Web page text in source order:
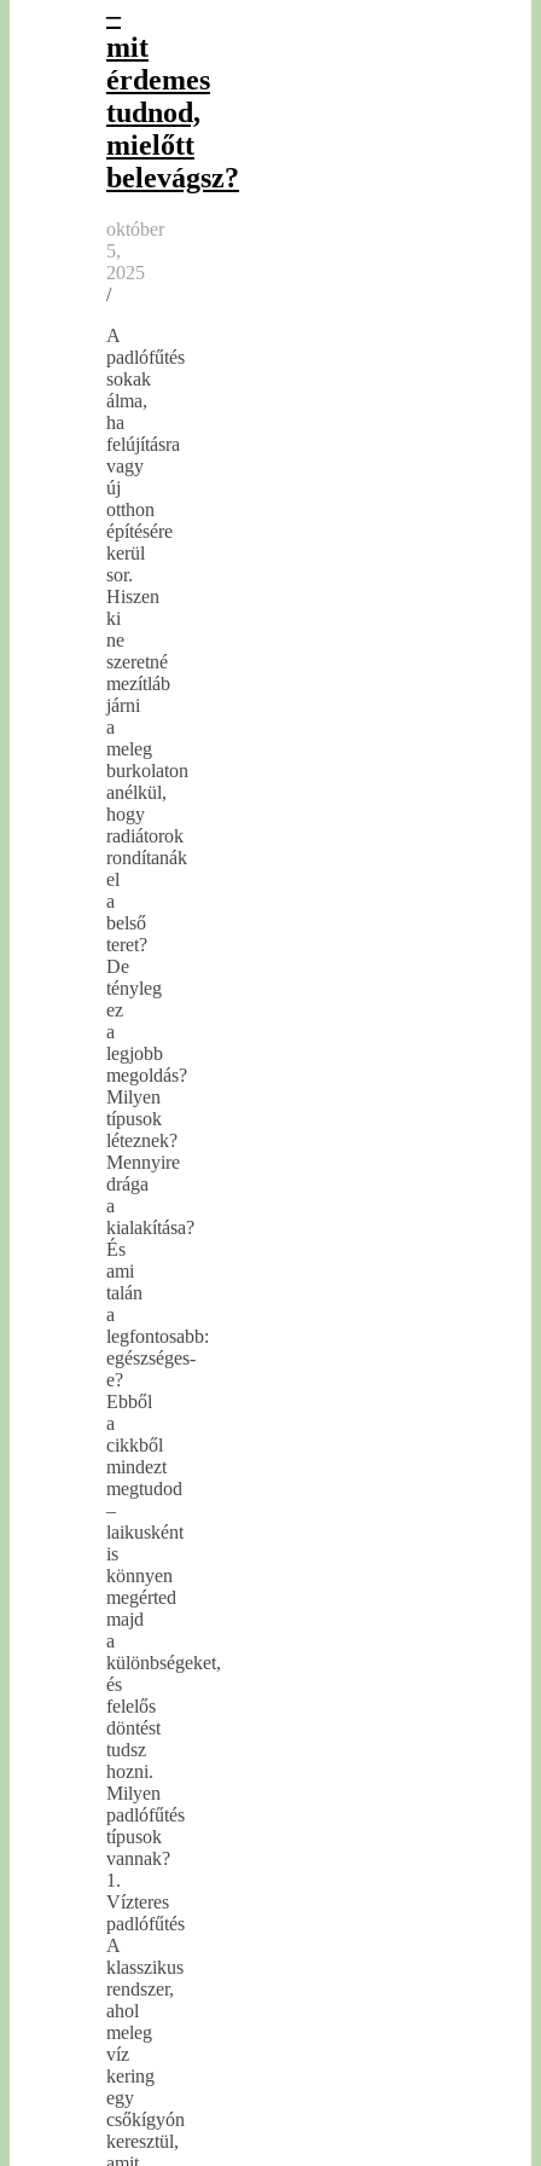
–
mit
érdemes
tudnod,
mielőtt
belevágsz?
október
5,
2025
/
A
padlófűtés
sokak
álma,
ha
felújításra
vagy
új
otthon
építésére
kerül
sor.
Hiszen
ki
ne
szeretné
mezítláb
járni
a
meleg
burkolaton
anélkül,
hogy
radiátorok
rondítanák
el
a
belső
teret?
De
tényleg
ez
a
legjobb
megoldás?
Milyen
típusok
léteznek?
Mennyire
drága
a
kialakítása?
És
ami
talán
a
legfontosabb:
egészséges-
e?
Ebből
a
cikkből
mindezt
megtudod
–
laikusként
is
könnyen
megérted
majd
a
különbségeket,
és
felelős
döntést
tudsz
hozni.
Milyen
padlófűtés
típusok
vannak?
1.
Vízteres
padlófűtés
A
klasszikus
rendszer,
ahol
meleg
víz
kering
egy
csőkígyón
keresztül,